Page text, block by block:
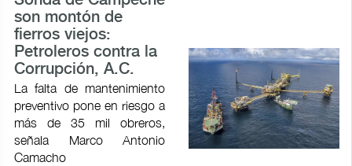
son montón de
fierros viejos:
Petroleros contra la
Corrupción, A.C.
La falta de mantenimiento
preventivo pone en riesgo a
más de 35 mil obreros,
señala Marco Antonio
Camacho